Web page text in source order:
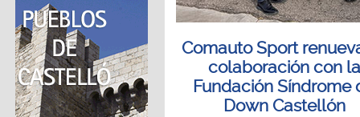
Comauto Sport
colaboración con la
Fundación Síndrome
Down Castellón